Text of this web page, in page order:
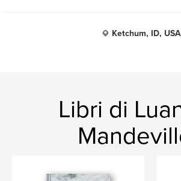
Ketchum, ID, USA
Libri di